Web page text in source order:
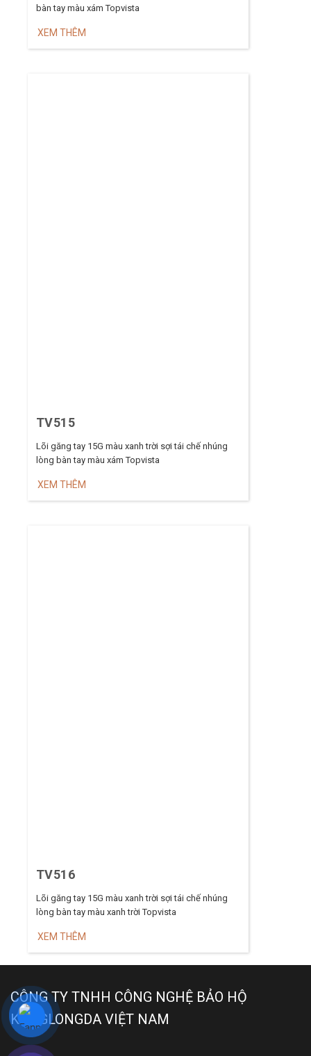
bàn tay màu xám Topvista
XEM THÊM
TV515
Lõi găng tay 15G màu xanh trời sợi tái chế nhúng
lòng bàn tay màu xám Topvista
XEM THÊM
TV516
Lõi găng tay 15G màu xanh trời sợi tái chế nhúng
lòng bàn tay màu xanh trời Topvista
XEM THÊM
CÔNG TY TNHH CÔNG NGHỆ BẢO HỘ
KANGLONGDA VIỆT NAM